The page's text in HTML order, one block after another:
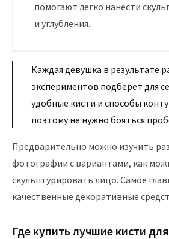
помогают легко нанести
и углубления.
Каждая девушка в результате
экспериментов подберет для
удобные кисти и способы
поэтому не нужно бояться
Предварительно можно изучить
фотографии с вариантами, как
скульптурировать лицо. Самое
качественные декоративные
Где купить лучшие кисти